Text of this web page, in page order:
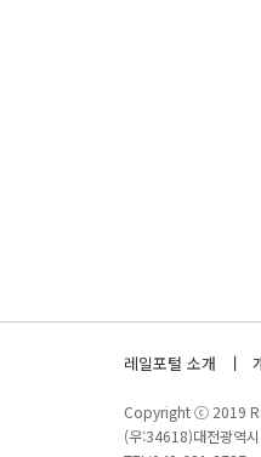
레일포털 소개
Copyright ⓒ 2019
(우:34618)대전광역